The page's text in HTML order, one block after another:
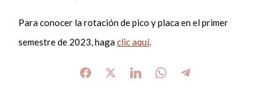
Para conocer la rotación de pico y placa en el primer
semestre de 2023, hagaclic aquí.